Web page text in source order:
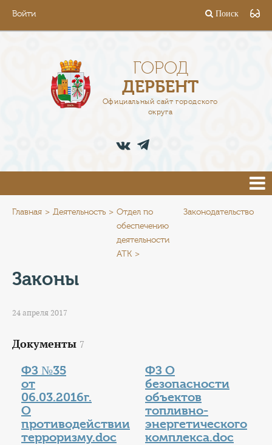
Войти Поиск
ГОРОД
ДЕРБЕНТ
Официальный сайт городского
округа
АДМИНИСТРАЦИЯ
ПРЕСС-ЦЕНТР
КОНТАКТЫ
КАТАЛОГ УСЛУГ
СЛУЖБА ПО КОНТРАКТУ
Главная Деятельность
Отдел по
обеспечению
деятельности
АТК
Законодательство
Законы
24 апреля 2017
Документы 7
ФЗ №35
от
06.03.2016г.
О
противодействии
терроризму.doc
ФЗ О
безопасности
объектов
топливно-
энергетического
комплекса.doc